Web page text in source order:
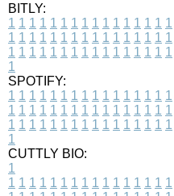
BITLY:
1 1 1 1 1 1 1 1 1 1 1 1 1 1 1 1
1 1 1 1 1 1 1 1 1 1 1 1 1 1 1 1
1 1 1 1 1 1 1 1 1 1 1 1 1 1 1 1
1
SPOTIFY:
1 1 1 1 1 1 1 1 1 1 1 1 1 1 1 1
1 1 1 1 1 1 1 1 1 1 1 1 1 1 1 1
1 1 1 1 1 1 1 1 1 1 1 1 1 1 1 1
1
CUTTLY BIO:
1
1 1 1 1 1 1 1 1 1 1 1 1 1 1 1 1